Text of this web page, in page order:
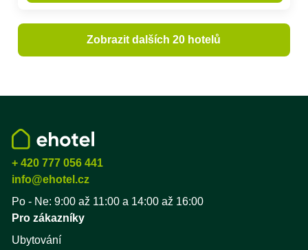
Zobrazit dalších 20 hotelů
+ 420 777 056 441
info@ehotel.cz
Po - Ne: 9:00 až 11:00 a 14:00 až 16:00
Pro zákazníky
Ubytování